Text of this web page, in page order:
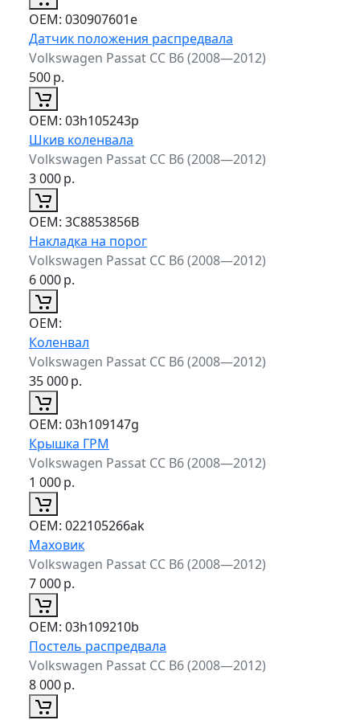
ОЕМ: 030907601e
Датчик положения распредвала
Volkswagen Passat CC B6 (2008—2012)
500р.
ОЕМ: 03h105243p
Шкив коленвала
Volkswagen Passat CC B6 (2008—2012)
3 000р.
ОЕМ: 3C8853856B
Накладка на порог
Volkswagen Passat CC B6 (2008—2012)
6 000р.
ОЕМ:
Коленвал
Volkswagen Passat CC B6 (2008—2012)
35 000р.
ОЕМ: 03h109147g
Крышка ГРМ
Volkswagen Passat CC B6 (2008—2012)
1 000р.
ОЕМ: 022105266ak
Маховик
Volkswagen Passat CC B6 (2008—2012)
7 000р.
ОЕМ: 03h109210b
Постель распредвала
Volkswagen Passat CC B6 (2008—2012)
8 000р.